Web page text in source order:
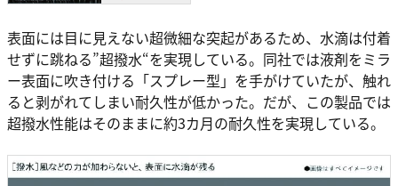
表面には目に見えない超微細な突起があるため、水滴は付着
せずに跳ねる”超撥水“を実現している。同社では液剤をミラ
ー表面に吹き付ける「スプレー型」を手がけていたが、触れ
ると剥がれてしまい耐久性が低かった。だが、この製品では
超撥水性能はそのままに約3カ月の耐久性を実現している。